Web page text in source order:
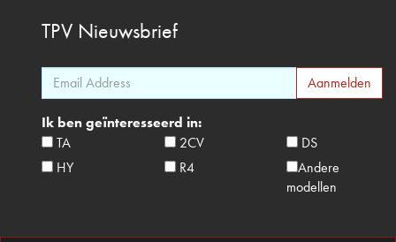
TPV Nieuwsbrief
Ik ben geïnteresseerd in:
TA
2CV
DS
HY
R4
Andere
modellen